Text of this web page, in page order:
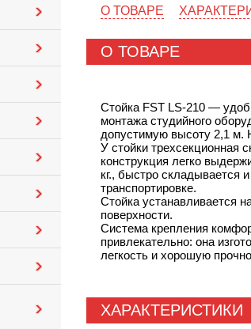
О ТОВАРЕ
О ТОВАРЕ
Стойка FST LS-210 —
монтажа студийного
допустимую высоту 2,1 м.
У стойки трехсекционная
конструкция легко
кг., быстро складывается
транспортировке.
Стойка устанавливается
поверхности.
Система крепления
привлекательно: она
легкость и хорошую
ХАРАКТЕРИСТИКИ